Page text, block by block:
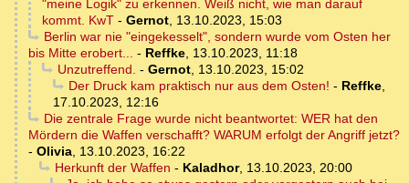
"meine Logik" zu erkennen. Weiß nicht, wie man darauf
kommt. KwT - Gernot, 13.10.2023, 15:03
Berlin war nie "eingekesselt", sondern wurde vom Osten her
bis Mitte erobert... - Reffke, 13.10.2023, 11:18
Unzutreffend. - Gernot, 13.10.2023, 15:02
Der Druck kam praktisch nur aus dem Osten! - Reffke,
17.10.2023, 12:16
Die zentrale Frage wurde nicht beantwortet: WER hat den
Mördern die Waffen verschafft? WARUM erfolgt der Angriff jetzt?
- Olivia, 13.10.2023, 16:22
Herkunft der Waffen - Kaladhor, 13.10.2023, 20:00